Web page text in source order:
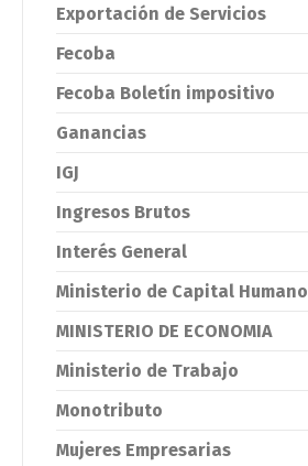
Exportación de Servicios
Fecoba
Fecoba Boletín impositivo
Ganancias
IGJ
Ingresos Brutos
Interés General
Ministerio de Capital Humano
MINISTERIO DE ECONOMIA
Ministerio de Trabajo
Monotributo
Mujeres Empresarias